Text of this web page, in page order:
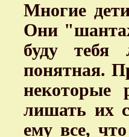
Многие
Они
буду тебя
понятная.
некоторые
лишать их
ему все,